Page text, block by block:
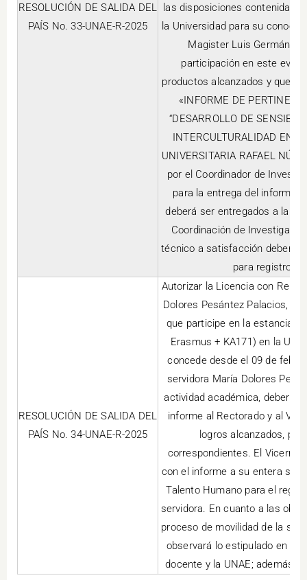
RESOLUCIÓN DE SALIDA DEL
PAÍS No. 33-UNAE-R-2025
las disposiciones contenidas
la Universidad para su
Magister Luis Germán
participación en este
productos alcanzados y que
«INFORME DE
“DESARROLLO DE
INTERCULTURALIDAD EN
UNIVERSITARIA RAFAEL
por el Coordinador de
para la entrega del informe
deberá ser entregados a la
Coordinación de
técnico a satisfacción deberá
para registro
RESOLUCIÓN DE SALIDA DEL
PAÍS No. 34-UNAE-R-2025
Autorizar la Licencia con
Dolores Pesántez Palacios,
que participe en la estancia
Erasmus + KA171) en la
concede desde el 09 de
servidora María Dolores
actividad académica, deberá
informe al Rectorado y al
logros alcanzados,
correspondientes. El
con el informe a su entera
Talento Humano para el
servidora. En cuanto a las
proceso de movilidad de la
observará lo estipulado en el
docente y la UNAE; además